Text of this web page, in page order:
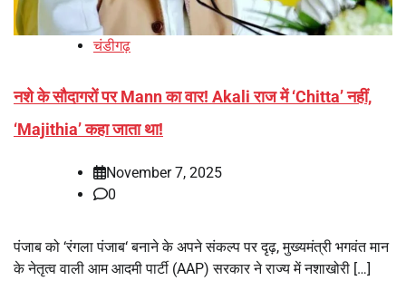
चंडीगढ़
नशे के सौदागरों पर Mann का वार! Akali राज में ‘Chitta’ नहीं,
‘Majithia’ कहा जाता था!
November 7, 2025
0
पंजाब को ‘रंगला पंजाब‘ बनाने के अपने संकल्प पर दृढ़, मुख्यमंत्री भगवंत मान
के नेतृत्व वाली आम आदमी पार्टी (AAP) सरकार ने राज्य में नशाखोरी […]